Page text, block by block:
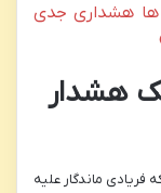
ها هشداری جدی
هشدار
فریادی ماندگار علیه